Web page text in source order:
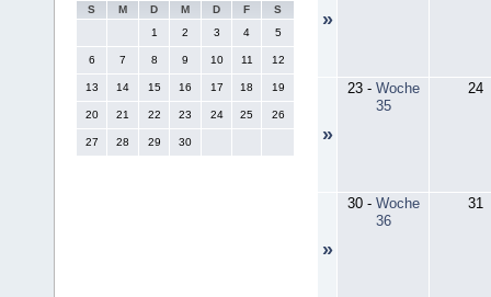
S M D M D F
S
1
2 3 4 5
6 7 8 9 10 11 12
13 14 15 16 17 18 19
20 21 22 23 24 25 26
27 28 29 30
»
»
23- Woche
35
24
»
30- Woche
36
31